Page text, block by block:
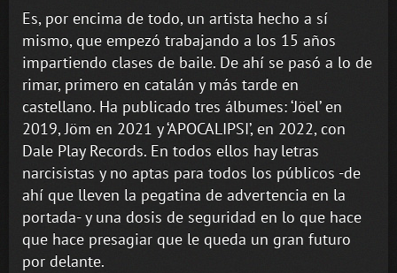
Es, por encima de todo, un artista hecho a sí
mismo, que empezó trabajando a los 15 años
impartiendo clases de baile. De ahí se pasó a lo de
rimar, primero en catalán y más tarde en
castellano. Ha publicado tres álbumes: ‘Jöel’ en
2019, Jöm en 2021 y ‘APOCALIPSI’, en 2022, con
Dale Play Records. En todos ellos hay letras
narcisistas y no aptas para todos los públicos -de
ahí que lleven la pegatina de advertencia en la
portada- y una dosis de seguridad en lo que hace
que hace presagiar que le queda un gran futuro
por delante.